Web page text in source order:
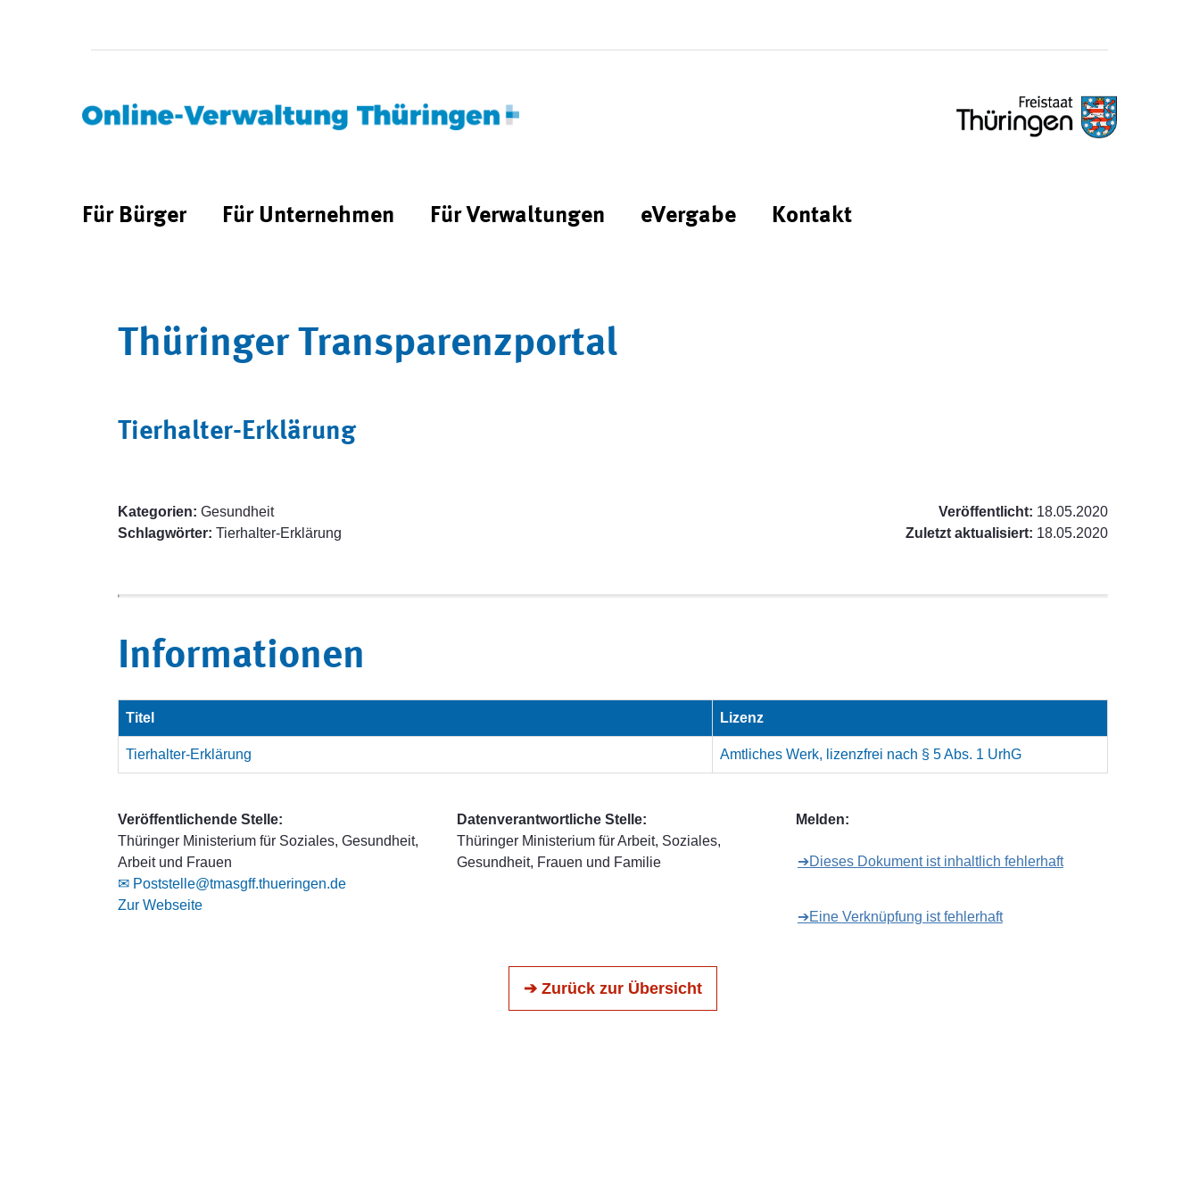
Für Bürger Für Unternehmen Für Verwaltungen eVergabe Kontakt
Thüringer Transparenzportal
Tierhalter-Erklärung
Kategorien: Gesundheit
Schlagwörter: Tierhalter-Erklärung
Veröffentlicht: 18.05.2020
Zuletzt aktualisiert: 18.05.2020
Informationen
Titel Lizenz
Tierhalter-Erklärung Amtliches Werk, lizenzfrei nach § 5 Abs. 1 UrhG
Veröffentlichende Stelle:
Thüringer Ministerium für Soziales, Gesundheit,
Arbeit und Frauen
✉ Poststelle@tmasgff.thueringen.de
Zur Webseite
Datenverantwortliche Stelle:
Thüringer Ministerium für Arbeit, Soziales,
Gesundheit, Frauen und Familie
Melden:
➔Dieses Dokument ist inhaltlich fehlerhaft
➔Eine Verknüpfung ist fehlerhaft
➔ Zurück zur Übersicht